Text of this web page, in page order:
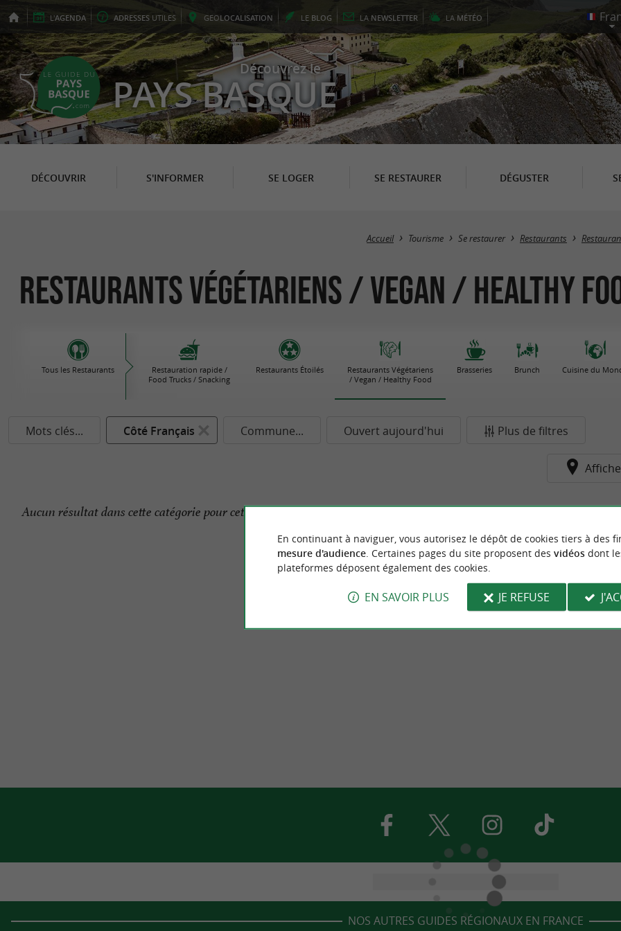
L'AGENDA ADRESSES UTILES GEOLOCALISATION LE BLOG LA NEWSLETTER LA MÉTÉO
Découvrez le
PAYS BASQUE
DÉCOUVRIR S'INFORMER SE LOGER SE RESTAURER DÉGUSTER
Accueil Tourisme Se restaurer Restaurants
Restaurants Végétariens / Vegan / Healthy
Tous les Restaurants
Restauration rapide /
Food Trucks / Snacking
Restaurants Étoilés
Restaurants Végétariens
/ Vegan / Healthy Food
Brasseries Brunch Cuisine du
Mots clés... Côté Français Commune... Ouvert aujourd'hui Plus de filtres
Aucun résultat dans cette catégorie pour cette commune pour le moment...
NOS AUTRES GUIDES RÉGIONAUX EN FRANCE
En continuant à naviguer, vous autorisez le dépôt de cookies tiers à des
mesure d'audience. Certaines pages du site proposent des vidéosdont
plateformes déposent également des cookies.
EN SAVOIR PLUS JE REFUSE